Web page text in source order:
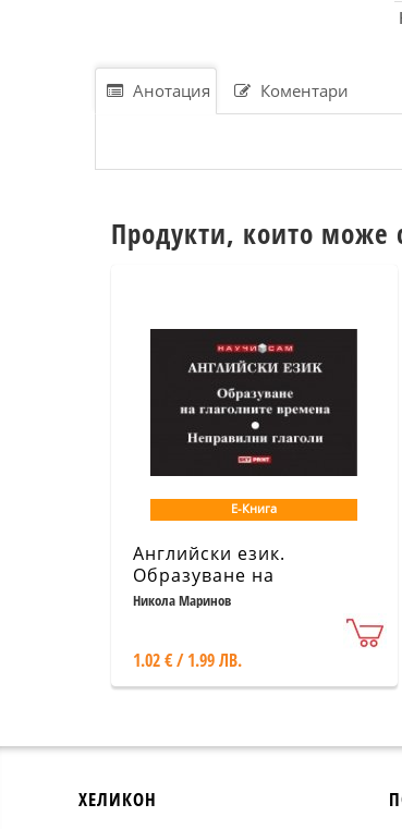
Анотация Коментари
Продукти, които може
Е-Книга
Английски език.
Образуване на
глаголните времена.
Никола Маринов
1.02 € / 1.99 ЛВ.
ХЕЛИКОН